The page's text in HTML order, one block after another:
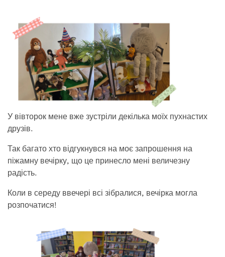
У вівторок мене вже зустріли декілька моїх пухнастих
друзів.
Так багато хто відгукнувся на моє запрошення на
піжамну вечірку, що це принесло мені величезну
радість.
Коли в середу ввечері всі зібралися, вечірка могла
розпочатися!